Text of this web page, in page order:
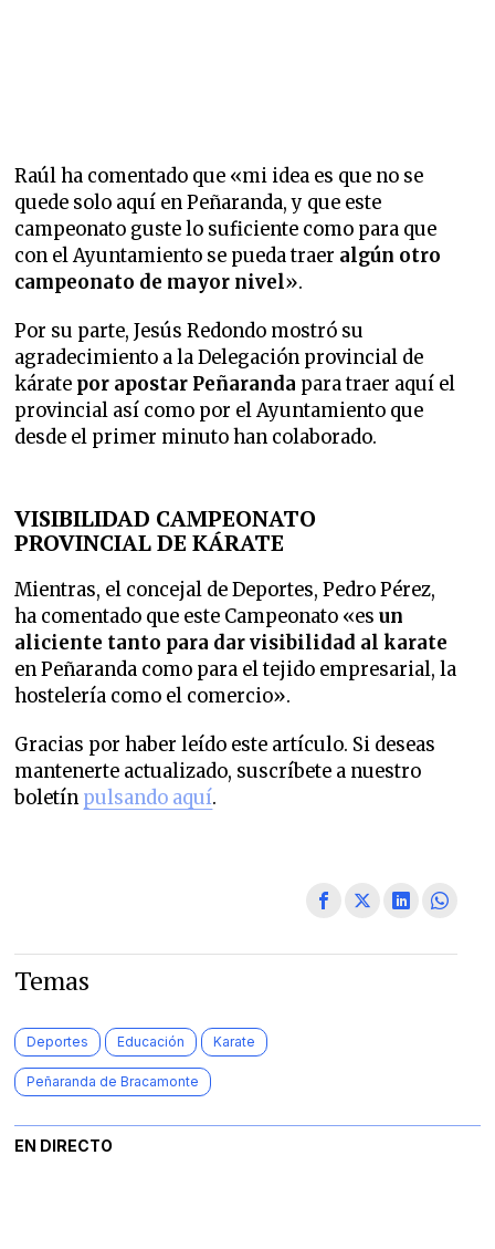
Raúl ha comentado que «mi idea es que no se
quede solo aquí en Peñaranda, y que este
campeonato guste lo suficiente como para que
con el Ayuntamiento se pueda traer algún otro
campeonato de mayor nivel».
Por su parte, Jesús Redondo mostró su
agradecimiento a la Delegación provincial de
kárate por apostar Peñaranda para traer aquí el
provincial así como por el Ayuntamiento que
desde el primer minuto han colaborado.
VISIBILIDAD CAMPEONATO
PROVINCIAL DE KÁRATE
Mientras, el concejal de Deportes, Pedro Pérez,
ha comentado que este Campeonato «esun
aliciente tanto para dar visibilidad al karate
en Peñaranda como para el tejido empresarial, la
hostelería como el comercio».
Gracias por haber leído este artículo. Si deseas
mantenerte actualizado, suscríbete a nuestro
boletín pulsando aquí.
Temas
Deportes Educación Karate
Peñaranda de Bracamonte
EN DIRECTO